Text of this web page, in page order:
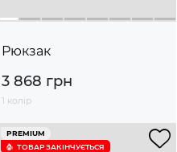
Рюкзак
3 868 грн
1 колір
PREMIUM
ТОВАР ЗАКІНЧУЄTЬСЯ